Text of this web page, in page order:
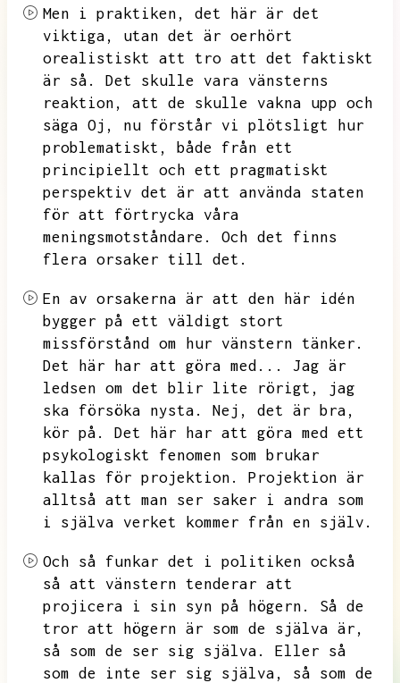
Men i praktiken,
det här är det
viktiga,
utan det är oerhört
orealistiskt att tro att det faktiskt
är så.
Det skulle vara vänsterns
reaktion,
att de skulle vakna upp och
säga Oj,
nu förstår vi plötsligt hur
problematiskt,
både från ett
principiellt och ett pragmatiskt
perspektiv det är att använda staten
för att förtrycka våra
meningsmotståndare.
Och det finns
flera orsaker till det.
En av orsakerna är att den här idén
bygger på ett väldigt stort
missförstånd om hur vänstern tänker.
Det här har att göra med...
Jag är
ledsen om det blir lite rörigt,
jag
ska försöka nysta.
Nej,
det är bra,
kör på.
Det här har att göra med ett
psykologiskt fenomen som brukar
kallas för projektion.
Projektion är
alltså att man ser saker i andra som
i själva verket kommer från en själv.
Och så funkar det i politiken också
så att vänstern tenderar att
projicera i sin syn på högern.
Så de
tror att högern är som de själva är,
så som de ser sig själva.
Eller så
som de inte ser sig själva,
så som de